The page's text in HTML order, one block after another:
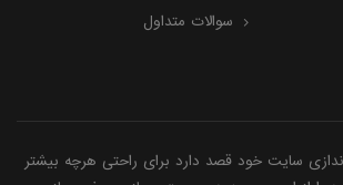
سوالات متداول
اندازی سایت خود قصد دارد برای راحتی هرچه بیشتر